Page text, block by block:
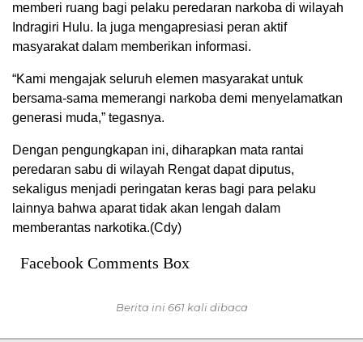
memberi ruang bagi pelaku peredaran narkoba di wilayah
Indragiri Hulu. Ia juga mengapresiasi peran aktif
masyarakat dalam memberikan informasi.
“Kami mengajak seluruh elemen masyarakat untuk
bersama-sama memerangi narkoba demi menyelamatkan
generasi muda,” tegasnya.
Dengan pengungkapan ini, diharapkan mata rantai
peredaran sabu di wilayah Rengat dapat diputus,
sekaligus menjadi peringatan keras bagi para pelaku
lainnya bahwa aparat tidak akan lengah dalam
memberantas narkotika.(Cdy)
Facebook Comments Box
Berita ini 661 kali dibaca